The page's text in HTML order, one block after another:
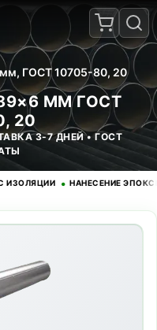
ГОСТ 10705-80, 20
ММ ГОСТ
20
3-7 ДНЕЙ • ГОСТ
• НАНЕСЕНИЕ